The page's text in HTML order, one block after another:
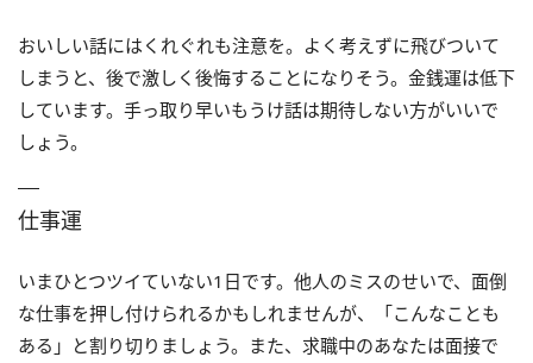
おいしい話にはくれぐれも注意を。よく考えずに飛びついて
しまうと、後で激しく後悔することになりそう。金銭運は低下
しています。手っ取り早いもうけ話は期待しない方がいいで
しょう。
仕事運
いまひとつツイていない1日です。他人のミスのせいで、面倒
な仕事を押し付けられるかもしれませんが、「こんなことも
ある」と割り切りましょう。また、求職中のあなたは面接で